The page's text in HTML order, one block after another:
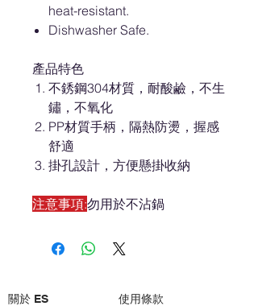
heat-resistant.
Dishwasher Safe.
產品特色
不銹鋼304材質，耐酸鹼，不生
鏽，不氧化
PP材質手柄，隔熱防燙，握感
舒適
掛孔設計，方便懸掛收納
注意事項:勿用於不沾鍋
關於 ES 使用條款